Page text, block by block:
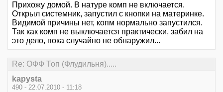
Прихожу домой. В натуре комп не включается.
Открыл системник, запустил с кнопки на материнке.
Видимой причины нет, копм нормально запустился.
Так как комп не выключается практически, забил на
это дело, пока случайно не обнаружил...
Re: ОФФ Топ (Флудильня).....
kapysta
490 - 22.07.2010 - 11:18